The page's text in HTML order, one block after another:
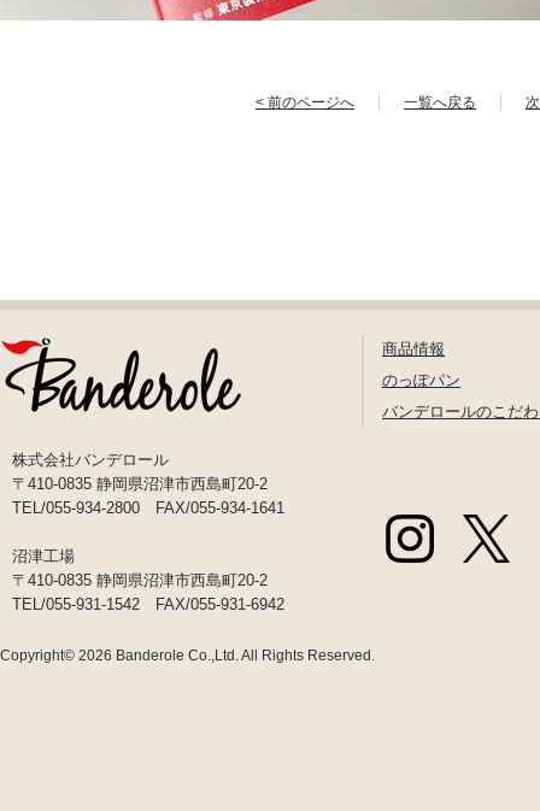
< 前のページへ 一覧へ戻る
株式会社バンデロール
〒410-0835 静岡県沼津市西島町20-2
TEL/055-934-2800 FAX/055-934-1641
沼津工場
〒410-0835 静岡県沼津市西島町20-2
TEL/055-931-1542 FAX/055-931-6942
商品情報
のっぽパン
バンデロールのこだ
Copyright© 2026 Banderole Co.,Ltd.All Rights Reserved.